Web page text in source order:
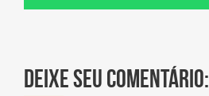
Deixe seu comentário: